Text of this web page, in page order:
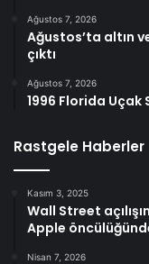
Ağustos 7, 2026
Ağustos’ta altın
çıktı
Ağustos 7, 2026
1996 Florida Uçak
Rastgele Haberler
Kasım 3, 2025
Wall Street
Apple
Nisan 7, 2026